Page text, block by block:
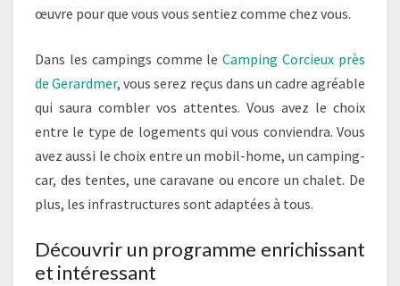
œuvre pour que vous vous sentiez comme chez vous.
Dans les campings comme leCamping Corcieux près
de Gerardmer, vous serez reçus dans un cadre agréable
qui saura combler vos attentes. Vous avez le choix
entre le type de logements qui vous conviendra. Vous
avez aussi le choix entre un mobil-home, un camping-
car, des tentes, une caravane ou encore un chalet. De
plus, les infrastructures sont adaptées à tous.
Découvrir un programme enrichissant
et intéressant